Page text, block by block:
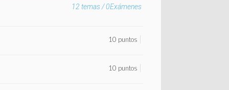
12 temas /0Exámenes
10 puntos
10 puntos